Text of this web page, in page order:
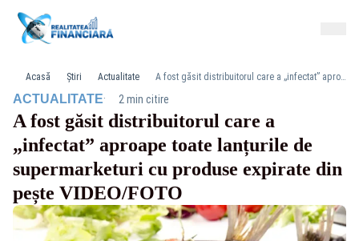
Acasă Știri Actualitate A fost găsit distribuitorul care a „infectat” aproape toate lanțurile de supermarketuri cu produse expirate din pește VIDEO/FOTO
ACTUALITATE· 2 min citire
A fost găsit distribuitorul care a
„infectat” aproape toate lanțurile de
supermarketuri cu produse expirate din
pește VIDEO/FOTO